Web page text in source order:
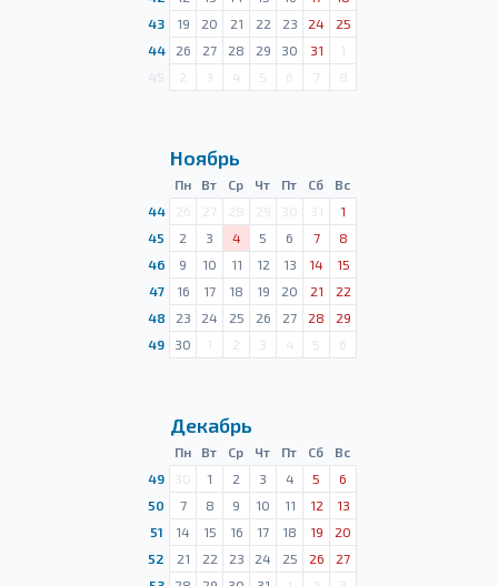
43
19 20 21 22 23 24
25
44
26 27 28 29 30 31
1
2 3 4 5 6 7 8
Ноябрь
Пн Вт Ср Чт Пт Сб
Вс
44
26 27 28 29 30 31
1
45
2 3 4 5 6 7
8
46
9 10 11 12 13 14
15
47
16 17 18 19 20 21
22
48
23 24 25 26 27 28
29
49
30 1 2 3 4 5 6
Декабрь
Пн Вт Ср Чт Пт Сб
Вс
49
30 1 2 3 4 5
6
50
7 8 9 10 11 12
13
51
14 15 16 17 18 19
20
52
21 22 23 24 25 26
27